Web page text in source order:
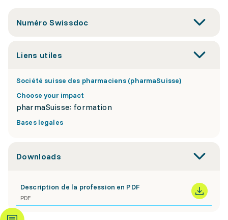
Numéro Swissdoc
Liens utiles
Société suisse des pharmaciens (pharmaSuisse)
Choose your impact
pharmaSuisse: formation
Bases legales
Downloads
Description de la profession en PDF
PDF